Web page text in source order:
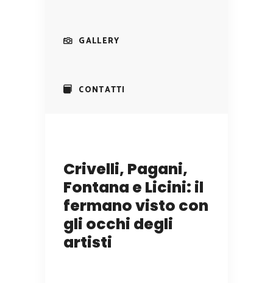
GALLERY
CONTATTI
Crivelli, Pagani,
Fontana e Licini: il
fermano visto con
gli occhi degli
artisti